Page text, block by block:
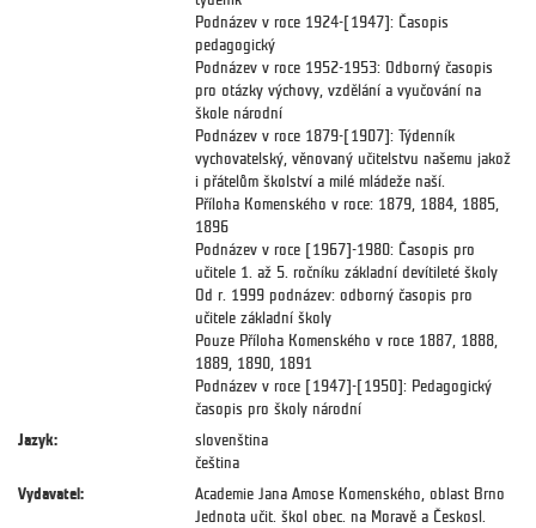
Podnázev v roce 1924-[1947]: Časopis
pedagogický
Podnázev v roce 1952-1953: Odborný časopis
pro otázky výchovy, vzdělání a vyučování na
škole národní
Podnázev v roce 1879-[1907]: Týdenník
vychovatelský, věnovaný učitelstvu našemu jakož
i přátelům školství a milé mládeže naší.
Příloha Komenského v roce: 1879, 1884, 1885,
1896
Podnázev v roce [1967]-1980: Časopis pro
učitele 1. až 5. ročníku základní devítileté školy
Od r. 1999 podnázev: odborný časopis pro
učitele základní školy
Pouze Příloha Komenského v roce 1887, 1888,
1889, 1890, 1891
Podnázev v roce [1947]-[1950]: Pedagogický
časopis pro školy národní
Jazyk:
slovenština
čeština
Vydavatel:
Academie Jana Amose Komenského, oblast Brno
Jednota učit. škol obec. na Moravě a Českosl.